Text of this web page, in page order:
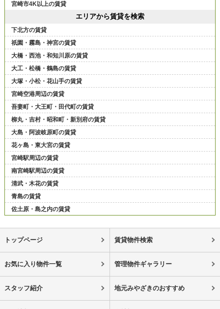
宮崎市4K以上の賃貸
エリアから賃貸を検索
下北方の賃貸
祇園・霧島・神宮の賃貸
大橋・西池・和知川原の賃貸
大工・松橋・鶴島の賃貸
大塚・小松・花山手の賃貸
宮崎空港周辺の賃貸
吾妻町・大王町・田代町の賃貸
柳丸・吉村・昭和町・新別府の賃貸
大島・阿波岐原町の賃貸
花ヶ島・東大宮の賃貸
宮崎駅周辺の賃貸
南宮崎駅周辺の賃貸
清武・木花の賃貸
青島の賃貸
佐土原・島之内の賃貸
トップページ 賃貸物件検索
お気に入り物件一覧 管理物件ギャラリー
スタッフ紹介 地元みやざきのおすすめ